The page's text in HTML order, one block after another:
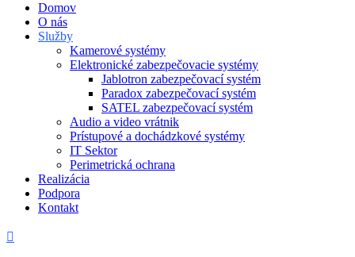
Domov
O nás
Služby
Kamerové systémy
Elektronické zabezpečovacie systémy
Jablotron zabezpečovací systém
Paradox zabezpečovací systém
SATEL zabezpečovací systém
Audio a video vrátnik
Prístupové a dochádzkové systémy
IT Sektor
Perimetrická ochrana
Realizácia
Podpora
Kontakt